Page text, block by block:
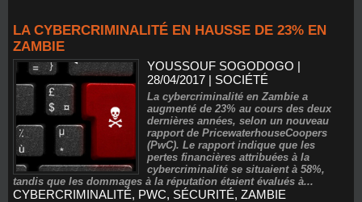
LA CYBERCRIMINALITÉ EN HAUSSE DE 23% EN
ZAMBIE
YOUSSOUF SOGODOGO |
28/04/2017 | SOCIÉTÉ
La cybercriminalité en Zambie a
augmenté de 23% au cours des deux
dernières années, selon un nouveau
rapport de PricewaterhouseCoopers
(PwC). Le rapport indique que les
pertes financières attribuées à la
cybercriminalité se situaient à 58%,
tandis que les dommages à la réputation étaient évalués à...
CYBERCRIMINALITÉ, PWC, SÉCURITÉ, ZAMBIE